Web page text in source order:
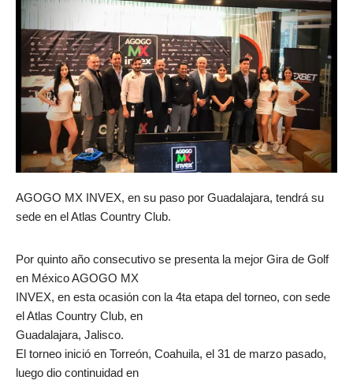
AGOGO MX INVEX, en su paso por Guadalajara, tendrá su
sede en el Atlas Country Club.
Por quinto año consecutivo se presenta la mejor Gira de Golf
en México AGOGO MX
INVEX, en esta ocasión con la 4ta etapa del torneo, con sede
el Atlas Country Club, en
Guadalajara, Jalisco.
El torneo inició en Torreón, Coahuila, el 31 de marzo pasado,
luego dio continuidad en